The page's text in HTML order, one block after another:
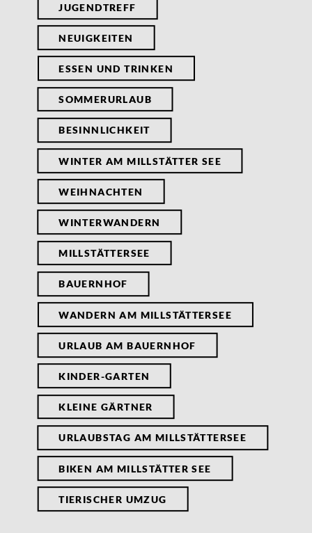
JUGENDTREFF
NEUIGKEITEN
ESSEN UND TRINKEN
SOMMERURLAUB
BESINNLICHKEIT
WINTER AM MILLSTÄTTER SEE
WEIHNACHTEN
WINTERWANDERN
MILLSTÄTTERSEE
BAUERNHOF
WANDERN AM MILLSTÄTTERSEE
URLAUB AM BAUERNHOF
KINDER-GARTEN
KLEINE GÄRTNER
URLAUBSTAG AM MILLSTÄTTERSEE
BIKEN AM MILLSTÄTTER SEE
TIERISCHER UMZUG